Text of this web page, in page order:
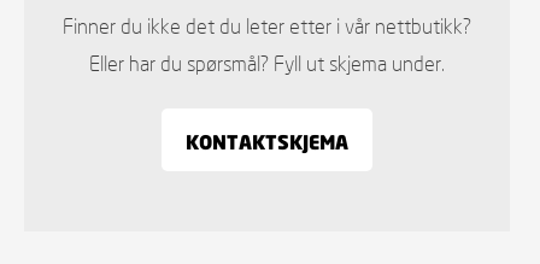
Finner du ikke det du leter etter i vår nettbutikk?
Eller har du spørsmål? Fyll ut skjema under.
KONTAKTSKJEMA